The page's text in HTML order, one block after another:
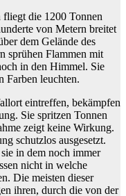
die 1200 Tonnen
von Metern breitet
dem Gelände des
sprühen Flammen mit
in den Himmel. Sie
Farben leuchten.
eintreffen, bekämpfen
Sie spritzen Tonnen
zeigt keine Wirkung.
schutzlos ausgesetzt.
in dem noch immer
nicht in welche
Die meisten dieser
ihren, durch die von der